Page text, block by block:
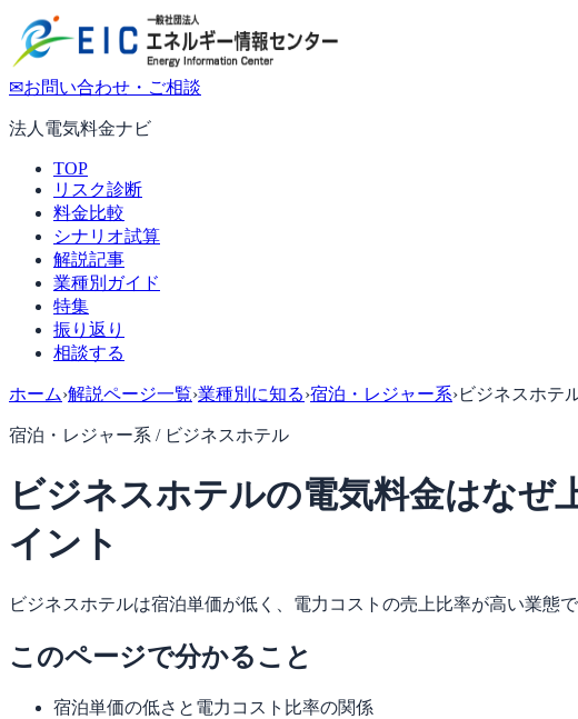
✉お問い合わせ・ご相談
法人電気料金ナビ
TOP
リスク診断
料金比較
シナリオ試算
解説記事
業種別ガイド
特集
振り返り
相談する
ホーム›解説ページ一覧›業種別に知る›宿泊・レジャー系›ビジネスホテ
宿泊・レジャー系 / ビジネスホテル
ビジネスホテルの電気料金はなぜ
イント
ビジネスホテルは宿泊単価が低く、電力コストの売上比率が高い業態
このページで分かること
宿泊単価の低さと電力コスト比率の関係